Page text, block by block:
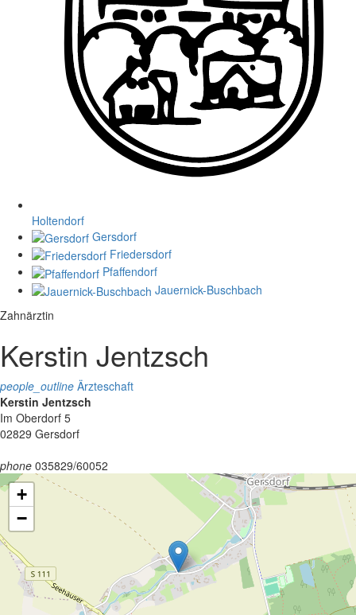
Holtendorf
Gersdorf
Friedersdorf
Pfaffendorf
Jauernick-Buschbach
Zahnärztin
Kerstin Jentzsch
people_outline Ärzteschaft
Kerstin Jentzsch
Im Oberdorf 5
02829 Gersdorf
phone 035829/60052
+
−